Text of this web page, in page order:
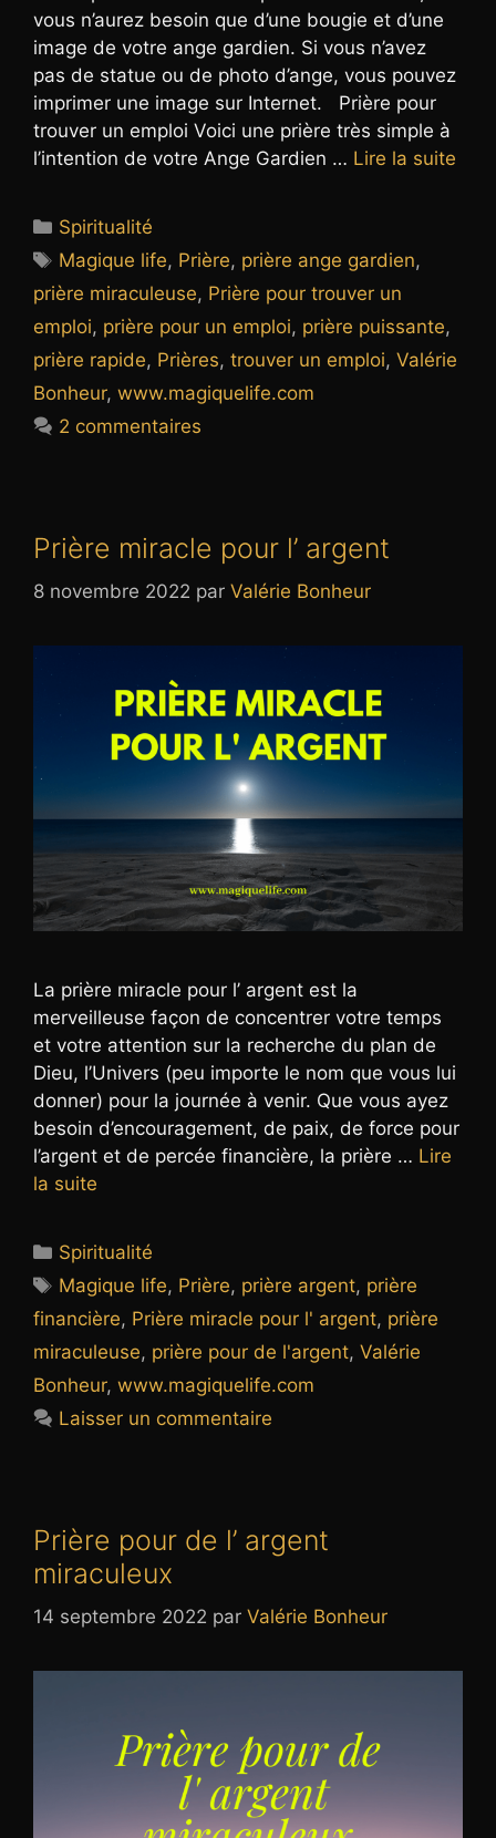
vous n’aurez besoin que d’une bougie et d’une
image de votre ange gardien. Si vous n’avez
pas de statue ou de photo d’ange, vous pouvez
imprimer une image sur Internet. Prière pour
trouver un emploi Voici une prière très simple à
l’intention de votre Ange Gardien … Lire la suite
Catégories
Spiritualité
Étiquettes
Magique life, Prière, prière ange gardien,
prière miraculeuse, Prière pour trouver un
emploi, prière pour un emploi, prière puissante,
prière rapide, Prières, trouver un emploi, Valérie
Bonheur, www.magiquelife.com
2 commentaires
Prière miracle pour l’ argent
8 novembre 2022 par Valérie Bonheur
La prière miracle pour l’ argent est la
merveilleuse façon de concentrer votre temps
et votre attention sur la recherche du plan de
Dieu, l’Univers (peu importe le nom que vous lui
donner) pour la journée à venir. Que vous ayez
besoin d’encouragement, de paix, de force pour
l’argent et de percée financière, la prière … Lire
la suite
Catégories
Spiritualité
Étiquettes
Magique life, Prière, prière argent, prière
financière, Prière miracle pour l' argent, prière
miraculeuse, prière pour de l'argent, Valérie
Bonheur, www.magiquelife.com
Laisser un commentaire
Prière pour de l’ argent
miraculeux
14 septembre 2022 par Valérie Bonheur